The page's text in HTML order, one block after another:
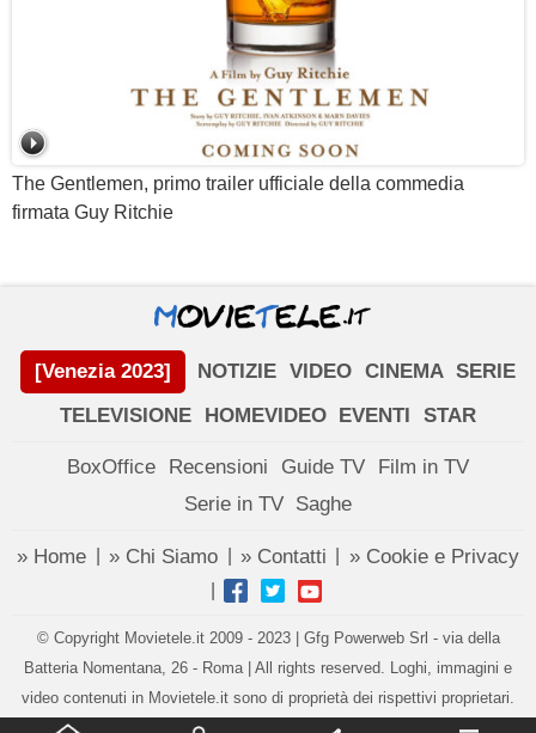
The Gentlemen, primo trailer ufficiale della commedia
firmata Guy Ritchie
[Venezia 2023] NOTIZIE VIDEO CINEMA SERIE
TELEVISIONE
HOMEVIDEO EVENTI STAR
BoxOffice Recensioni Guide TV
Film in TV
Serie in TV Saghe
» Home » Chi Siamo » Contatti » Cookie e Privacy
© Copyright Movietele.it 2009 - 2023 | Gfg Powerweb Srl - via della
Batteria Nomentana, 26 - Roma | All rights reserved. Loghi, immagini e
video contenuti in Movietele.it sono di proprietà dei rispettivi proprietari.